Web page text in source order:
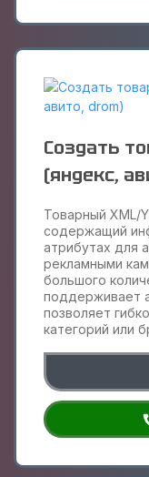
Создать
(яндекс,
Товарный XML/
содержащий
атрибутах для
рекламными
большого
поддерживает
позволяет
категорий или